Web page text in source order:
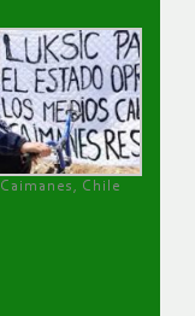
Caimanes, Chile